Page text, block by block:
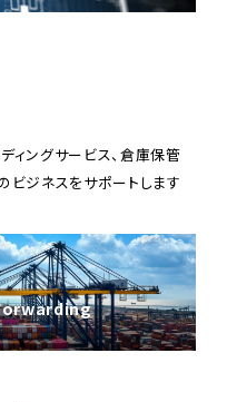
ィングサービス、倉庫保管
ビジネスをサポートします